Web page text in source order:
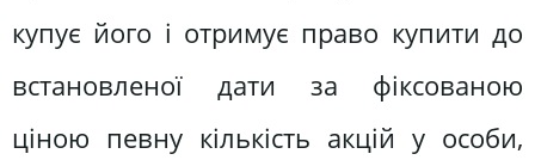
купує його і отримує право купити до
встановленої дати за фіксованою
ціною певну кількість акцій у особи,